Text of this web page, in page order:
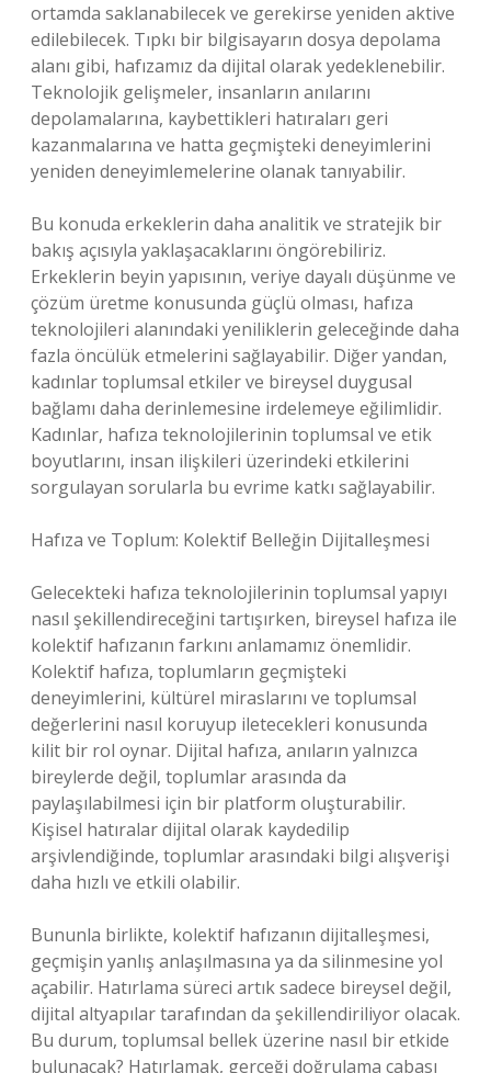
ortamda saklanabilecek ve gerekirse yeniden aktive
edilebilecek. Tıpkı bir bilgisayarın dosya depolama
alanı gibi, hafızamız da dijital olarak yedeklenebilir.
Teknolojik gelişmeler, insanların anılarını
depolamalarına, kaybettikleri hatıraları geri
kazanmalarına ve hatta geçmişteki deneyimlerini
yeniden deneyimlemelerine olanak tanıyabilir.
Bu konuda erkeklerin daha analitik ve stratejik bir
bakış açısıyla yaklaşacaklarını öngörebiliriz.
Erkeklerin beyin yapısının, veriye dayalı düşünme ve
çözüm üretme konusunda güçlü olması, hafıza
teknolojileri alanındaki yeniliklerin geleceğinde daha
fazla öncülük etmelerini sağlayabilir. Diğer yandan,
kadınlar toplumsal etkiler ve bireysel duygusal
bağlamı daha derinlemesine irdelemeye eğilimlidir.
Kadınlar, hafıza teknolojilerinin toplumsal ve etik
boyutlarını, insan ilişkileri üzerindeki etkilerini
sorgulayan sorularla bu evrime katkı sağlayabilir.
Hafıza ve Toplum: Kolektif Belleğin Dijitalleşmesi
Gelecekteki hafıza teknolojilerinin toplumsal yapıyı
nasıl şekillendireceğini tartışırken, bireysel hafıza ile
kolektif hafızanın farkını anlamamız önemlidir.
Kolektif hafıza, toplumların geçmişteki
deneyimlerini, kültürel miraslarını ve toplumsal
değerlerini nasıl koruyup iletecekleri konusunda
kilit bir rol oynar. Dijital hafıza, anıların yalnızca
bireylerde değil, toplumlar arasında da
paylaşılabilmesi için bir platform oluşturabilir.
Kişisel hatıralar dijital olarak kaydedilip
arşivlendiğinde, toplumlar arasındaki bilgi alışverişi
daha hızlı ve etkili olabilir.
Bununla birlikte, kolektif hafızanın dijitalleşmesi,
geçmişin yanlış anlaşılmasına ya da silinmesine yol
açabilir. Hatırlama süreci artık sadece bireysel değil,
dijital altyapılar tarafından da şekillendiriliyor olacak.
Bu durum, toplumsal bellek üzerine nasıl bir etkide
bulunacak? Hatırlamak, gerçeği doğrulama çabası